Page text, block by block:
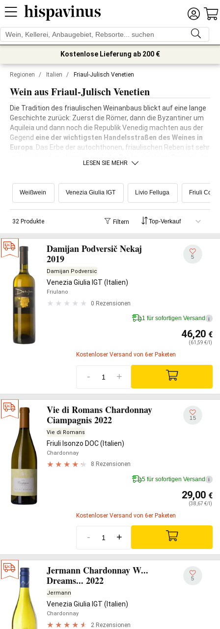
Kostenlose Lieferung ab 200 €
Regionen / Italien / Friaul-Julisch Venetien
Wein aus Friaul-Julisch Venetien
Die Tradition des friaulischen Weinanbaus blickt auf eine lange
Geschichte zurück: Zuerst die Römer, dann die Byzantiner um
Aquileia und dann noch die Republik Venedig machten aus der
Gegend eine der wichtigsten Handelsstraßen des Weines in
Europa . Das Erbe der autochthonen, friaulischen Reben ist sehr
Internationalen, sowohl roten als auch weißen, explantiert
LESEN SIE MEHR
Weißwein Venezia Giulia IGT Livio Felluga Friuli Colli
32 Produkte Filtern
Damijan Podversič Nekaj
2019
Damijan Podversic
Venezia Giulia IGT (Italien)
Friulano
0 Rezensionen
5
1 für sofortigen Versand i
46,20 €
(61,59 €/l)
Kostenloser Versand von 6er Paketen
- +
Vie di Romans Chardonnay
Ciampagnis 2022
Vie di Romans
Friuli Isonzo DOC (Italien)
Chardonnay
8 Rezensionen
15
5 für sofortigen Versand i
29,00 €
(38,67 €/l)
Kostenloser Versand von 6er Paketen
- +
Jermann Chardonnay W...
Dreams... 2022
Jermann
Venezia Giulia IGT (Italien)
Chardonnay
2 Rezensionen
5